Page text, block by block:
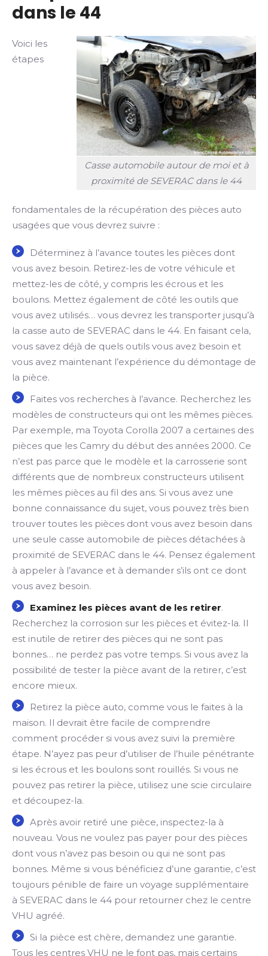
dans le 44
Casse automobile autour de moi et à
proximité de SEVERAC dans le 44
Voici les
étapes
fondamentales de la récupération des pièces auto
usagées que vous devrez suivre :
Déterminez à l’avance toutes les pièces dont
vous avez besoin. Retirez-les de votre véhicule et
mettez-les de côté, y compris les écrous et les
boulons. Mettez également de côté les outils que
vous avez utilisés… vous devrez les transporter jusqu’à
la casse auto de SEVERAC dans le 44. En faisant cela,
vous savez déjà de quels outils vous avez besoin et
vous avez maintenant l’expérience du démontage de
la pièce.
Faites vos recherches à l’avance. Recherchez les
modèles de constructeurs qui ont les mêmes pièces.
Par exemple, ma Toyota Corolla 2007 a certaines des
pièces que les Camry du début des années 2000. Ce
n’est pas parce que le modèle et la carrosserie sont
différents que de nombreux constructeurs utilisent
les mêmes pièces au fil des ans. Si vous avez une
bonne connaissance du sujet, vous pouvez très bien
trouver toutes les pièces dont vous avez besoin dans
une seule casse automobile de pièces détachées à
proximité de SEVERAC dans le 44. Pensez également
à appeler à l’avance et à demander s’ils ont ce dont
vous avez besoin.
Examinez les pièces avant de les retirer.
Recherchez la corrosion sur les pièces et évitez-la. Il
est inutile de retirer des pièces qui ne sont pas
bonnes… ne perdez pas votre temps. Si vous avez la
possibilité de tester la pièce avant de la retirer, c’est
encore mieux.
Retirez la pièce auto, comme vous le faites à la
maison. Il devrait être facile de comprendre
comment procéder si vous avez suivi la première
étape. N’ayez pas peur d’utiliser de l’huile pénétrante
si les écrous et les boulons sont rouillés. Si vous ne
pouvez pas retirer la pièce, utilisez une scie circulaire
et découpez-la.
Après avoir retiré une pièce, inspectez-la à
nouveau. Vous ne voulez pas payer pour des pièces
dont vous n’avez pas besoin ou qui ne sont pas
bonnes. Même si vous bénéficiez d’une garantie, c’est
toujours pénible de faire un voyage supplémentaire
à SEVERAC dans le 44 pour retourner chez le centre
VHU agréé.
Si la pièce est chère, demandez une garantie.
Tous les centres VHU ne le font pas, mais certains